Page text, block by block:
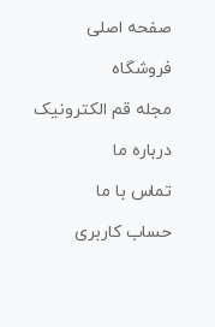
صفحه اصلی
فروشگاه
مجله قم الکترونیک
درباره ما
تماس با ما
حساب کاربری